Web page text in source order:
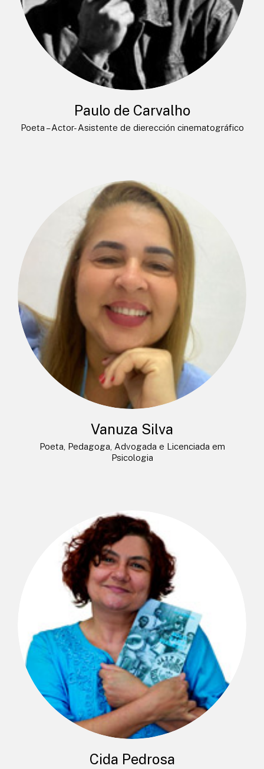
Paulo de Carvalho
Poeta – Actor- Asistente de dierección cinematográfico
Vanuza Silva
Poeta, Pedagoga, Advogada e Licenciada em
Psicologia
Cida Pedrosa